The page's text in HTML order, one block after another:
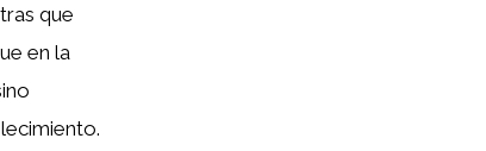
que
en la